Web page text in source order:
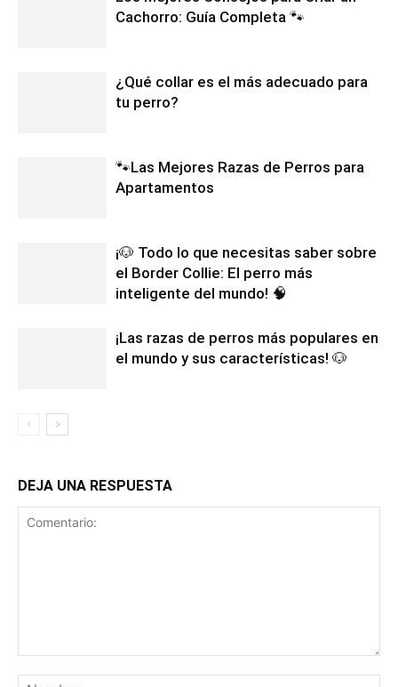
Cachorro: Guía Completa 🐾
¿Qué collar es el más adecuado para
tu perro?
🐾Las Mejores Razas de Perros para
Apartamentos
¡🐶 Todo lo que necesitas saber sobre
el Border Collie: El perro más
inteligente del mundo! 🧠
¡Las razas de perros más populares en
el mundo y sus características! 🐶
DEJA UNA RESPUESTA